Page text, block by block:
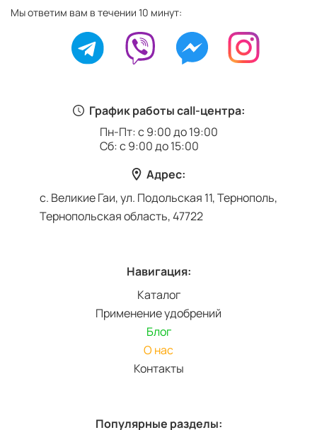
График работы call-центра:
Пн-Пт: с 9:00 до 19:00
Сб: с 9:00 до 15:00
Адрес:
с. Великие Гаи, ул. Подольская 11, Тернополь,
Тернопольская область, 47722
Навигация:
Каталог
Применение удобрений
Блог
О нас
Контакты
Популярные разделы:
Мы ответим вам в течении 10 минут: